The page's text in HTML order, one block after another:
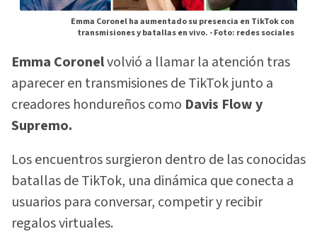
Emma Coronel ha aumentado su presencia en TikTok con
transmisiones y batallas en vivo. -Foto: redes sociales
Emma Coronelvolvió a llamar la atención tras
aparecer en transmisiones de TikTok junto a
creadores hondureños como Davis Flow y
Supremo.
Los encuentros surgieron dentro de las conocidas
batallas de TikTok, una dinámica que conecta a
usuarios para conversar, competir y recibir
regalos virtuales.